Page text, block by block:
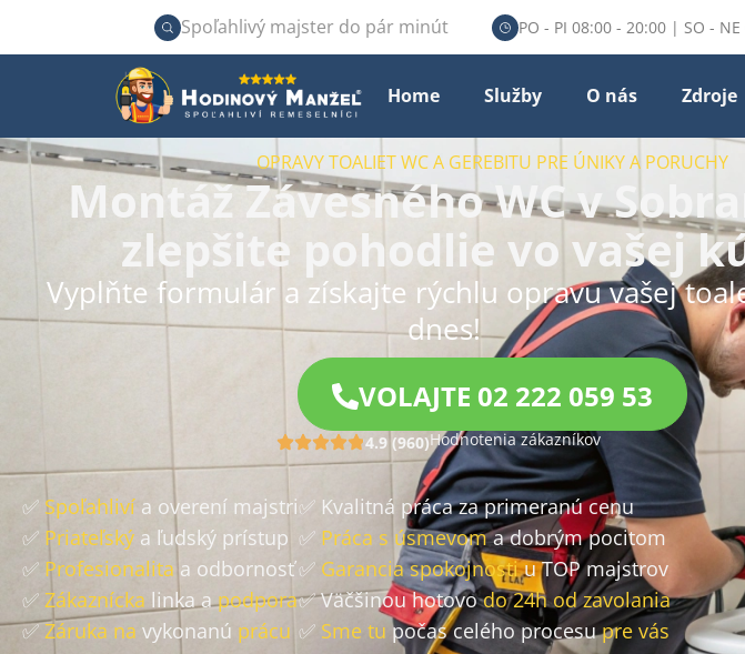
Spoľahlivý majster do pár minút PO - PI 08:00 - 20:00 | SO -
Home Služby O nás Zdroje
OPRAVY TOALIET WC A GEREBITU PRE ÚNIKY A PORUCHY
Montáž Závesného WC v
zlepšite pohodlie vo vašej
Vyplňte formulár a získajte rýchlu opravu vašej
dnes!
VOLAJTE 02 222 059 53
4.9 (960)Hodnotenia zákazníkov
✅ Spoľahliví a overení majstri
✅ Priateľský a ľudský prístup
✅ Profesionalita a odbornosť
✅ Zákaznícka linka apodpora
✅Záruka na vykonanú prácu
✅ Kvalitná práca za primeranú cenu
✅ Práca s úsmevoma dobrým pocitom
✅ Garancia spokojnostiu TOP majstrov
✅ Väčšinou hotovodo 24h od zavolania
✅ Sme tu počas celého procesupre vás